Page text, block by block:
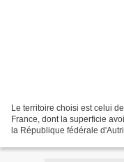
Le territoire choisi est celui
France, dont la superficie
la République fédérale